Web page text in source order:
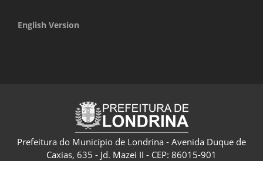
English Version
Prefeitura do Município de Londrina - Avenida Duque de
Caxias, 635 - Jd. Mazei II - CEP: 86015-901